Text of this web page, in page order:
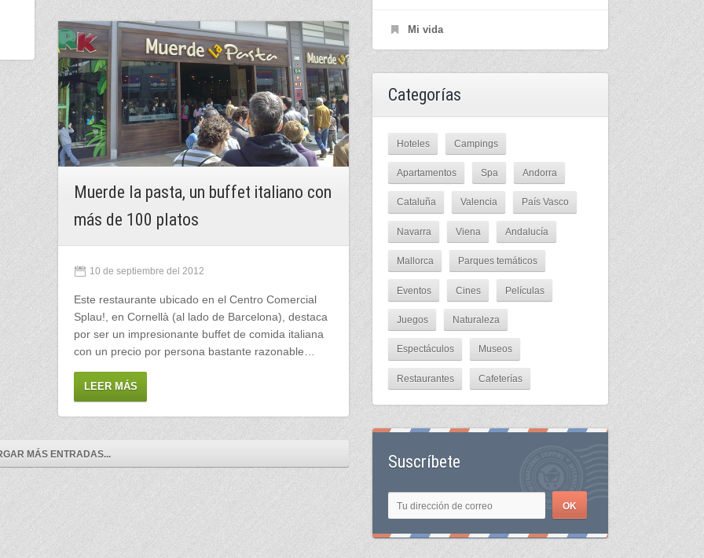
Muerde la pasta, un buffet italiano con
más de 100 platos
10 de septiembre del 2012
Este restaurante ubicado en el Centro Comercial
Splau!, en Cornellà (al lado de Barcelona), destaca
por ser un impresionante buffet de comida italiana
con un precio por persona bastante razonable…
LEER MÁS
MÁS ENTRADAS...
Mi vida
Categorías
Hoteles Campings
Apartamentos Spa Andorra
Cataluña Valencia País Vasco
Navarra Viena Andalucía
Mallorca Parques temáticos
Eventos Cines Películas
Juegos Naturaleza
Espectáculos Museos
Restaurantes Cafeterías
Suscríbete